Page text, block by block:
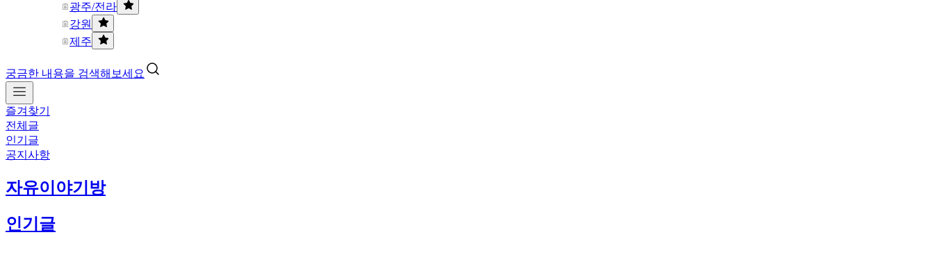
광주/전라
강원
제주
궁금한 내용을 검색해보세요
즐겨찾기
전체글
인기글
공지사항
자유이야기방
인기글